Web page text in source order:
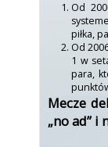
Od
piłka,
Od
1 w
para,
Mecze
„no ad” i